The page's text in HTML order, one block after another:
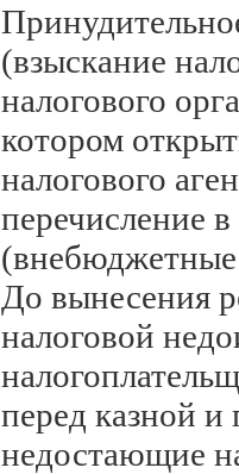
(взыскание
налогового
котором
налогового
перечисление
До вынесения
налоговой
перед казной и
недостающие